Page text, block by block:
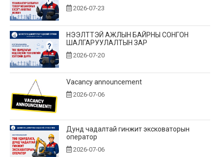
2026-07-23
НЭЭЛТТЭЙ АЖЛЫН БАЙРНЫ СОНГОН
ШАЛГАРУУЛАЛТЫН ЗАР
2026-07-20
Vacancy announcement
2026-07-06
Дунд чадалтай гинжит эксковаторын
оператор
2026-07-06